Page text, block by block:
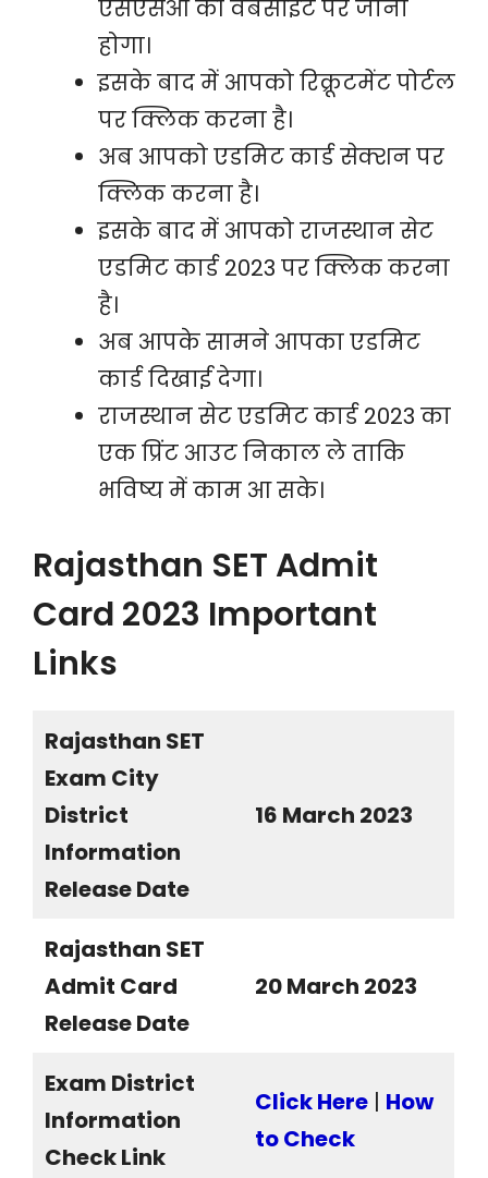
एसएसओ की वेबसाइट पर जाना
होगा।
इसके बाद में आपको रिक्रूटमेंट पोर्टल
पर क्लिक करना है।
अब आपको एडमिट कार्ड सेक्शन पर
क्लिक करना है।
इसके बाद में आपको राजस्थान सेट
एडमिट कार्ड 2023 पर क्लिक करना
है।
अब आपके सामने आपका एडमिट
कार्ड दिखाई देगा।
राजस्थान सेट एडमिट कार्ड 2023 का
एक प्रिंट आउट निकाल ले ताकि
भविष्य में काम आ सके।
Rajasthan SET Admit
Card 2023 Important
Links
Rajasthan SET
Exam City
District
Information
Release Date
16 March 2023
Rajasthan SET
Admit Card
Release Date
20 March 2023
Exam District
Information
Check Link
Click Here | How
to Check